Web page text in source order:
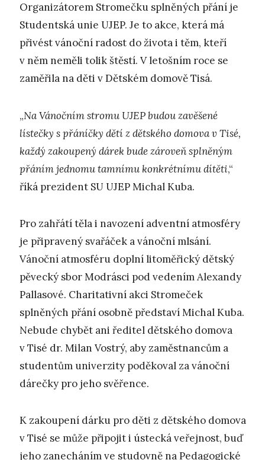
Organizátorem Stromečku splněných přání je
Studentská unie UJEP. Je to akce, která má
přivést vánoční radost do života i těm, kteří
v něm neměli tolik štěstí. V letošním roce se
zaměřila na děti v Dětském domově Tisá.
„Na Vánočním stromu UJEP budou zavěšené
lístečky s přáníčky dětí z dětského domova v Tisé,
každý zakoupený dárek bude zároveň splněným
přáním jednomu tamnímu konkrétnímu dítěti,“
říká prezident SU UJEP Michal Kuba.
Pro zahřátí těla i navození adventní atmosféry
je připravený svařáček a vánoční mlsání.
Vánoční atmosféru doplní litoměřický dětský
pěvecký sbor Modrásci pod vedením Alexandy
Pallasové. Charitativní akci Stromeček
splněných přání osobně představí Michal Kuba.
Nebude chybět ani ředitel dětského domova
v Tisé dr. Milan Vostrý, aby zaměstnancům a
studentům univerzity poděkoval za vánoční
dárečky pro jeho svěřence.
K zakoupení dárku pro děti z dětského domova
v Tisé se může připojit i ústecká veřejnost, buď
jeho zanecháním ve studovně na Pedagogické